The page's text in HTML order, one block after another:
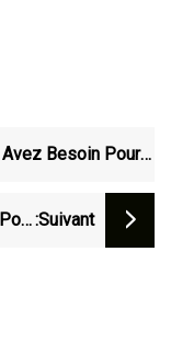
Besoin Pour
:suivant